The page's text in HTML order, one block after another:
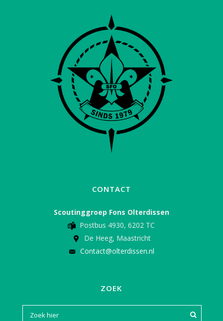
CONTACT
Scoutinggroep Fons Olterdissen
Postbus 4930, 6202 TC
De Heeg, Maastricht
Contact@olterdissen.nl
ZOEK